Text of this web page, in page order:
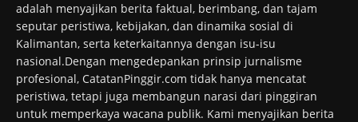
adalah menyajikan berita faktual, berimbang, dan tajam
seputar peristiwa, kebijakan, dan dinamika sosial di
Kalimantan, serta keterkaitannya dengan isu-isu
nasional.Dengan mengedepankan prinsip jurnalisme
profesional, CatatanPinggir.com tidak hanya mencatat
peristiwa, tetapi juga membangun narasi dari pinggiran
untuk memperkaya wacana publik. Kami menyajikan berita